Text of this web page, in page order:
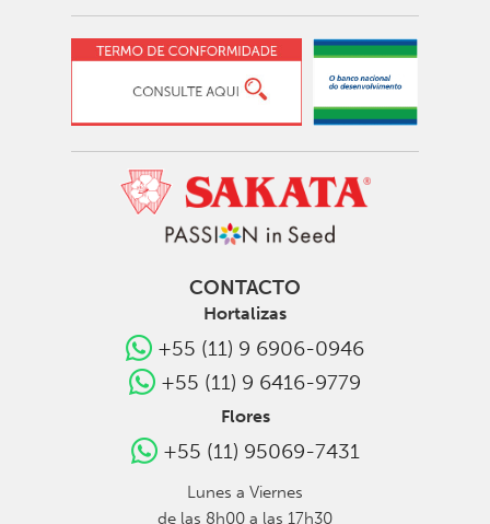
CONTACTO
Hortalizas
+55 (11) 9 6906-0946
+55 (11) 9 6416-9779
Flores
+55 (11) 95069-7431
Lunes a Viernes
de las 8h00 a las 17h30